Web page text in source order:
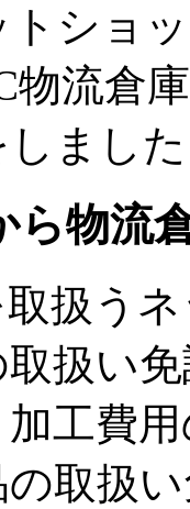
ショ
物流倉
しまし
ら物流
扱う
扱い
加工費
取扱